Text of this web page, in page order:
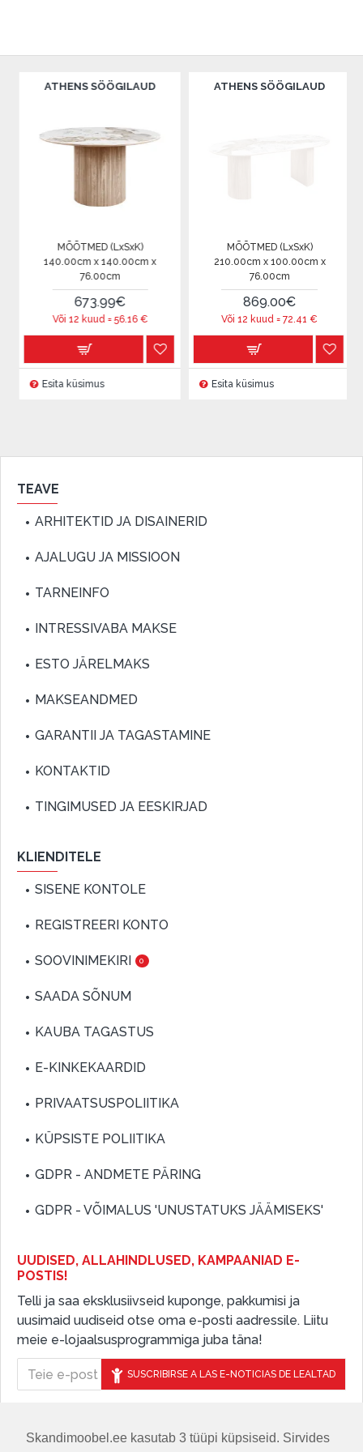
Skandimoobel.ee kasutab 3 tüüpi küpsiseid. Sirvides
SÖÖGILAUD
MÕÕTMED (LxSxK)
x 140.00cm x
12 kuud =56.16 €
küsimus
ATHENS SÖÖGILAUD
MÕÕTMED (LxSxK)
210.00cm x 100.00cm x
Või 12 kuud =72.41 €
Esita küsimus
TEAVE
ARHITEKTID JA DISAINERID
AJALUGU JA MISSIOON
TARNEINFO
INTRESSIVABA MAKSE
ESTO JÄRELMAKS
MAKSEANDMED
GARANTII JA TAGASTAMINE
KONTAKTID
TINGIMUSED JA EESKIRJAD
KLIENDITELE
SISENE KONTOLE
REGISTREERI KONTO
SOOVINIMEKIRI 0
SAADA SÕNUM
KAUBA TAGASTUS
E-KINKEKAARDID
PRIVAATSUSPOLIITIKA
KÜPSISTE POLIITIKA
GDPR - ANDMETE PÄRING
GDPR - VÕIMALUS 'UNUSTATUKS JÄÄMISEKS'
UUDISED, ALLAHINDLUSED, KAMPAANIAD E-
POSTIS!
Telli ja saa eksklusiivseid kuponge, pakkumisi ja
uusimaid uudiseid otse oma e-posti aadressile. Liitu
meie e-lojaalsusprogrammiga juba täna!
SUSCRIBIRSE A LAS E-NOTICIAS DE LEALTAD
JÄLGIGE MEID SOTSIAALMEEDIAS